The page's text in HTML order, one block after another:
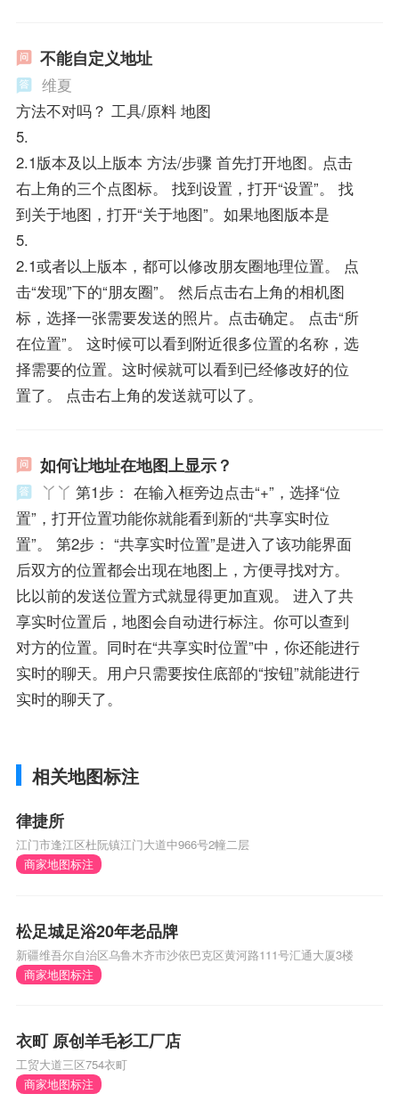
不能自定义地址
维夏
方法不对吗？ 工具/原料 地图
5.
2.1版本及以上版本 方法/步骤 首先打开地图。点击
右上角的三个点图标。 找到设置，打开“设置”。 找
到关于地图，打开“关于地图”。如果地图版本是
5.
2.1或者以上版本，都可以修改朋友圈地理位置。 点
击“发现”下的“朋友圈”。 然后点击右上角的相机图
标，选择一张需要发送的照片。点击确定。 点击“所
在位置”。 这时候可以看到附近很多位置的名称，选
择需要的位置。这时候就可以看到已经修改好的位
置了。 点击右上角的发送就可以了。
如何让地址在地图上显示？
丫丫 第1步： 在输入框旁边点击“+”，选择“位
置”，打开位置功能你就能看到新的“共享实时位
置”。 第2步： “共享实时位置”是进入了该功能界面
后双方的位置都会出现在地图上，方便寻找对方。
比以前的发送位置方式就显得更加直观。 进入了共
享实时位置后，地图会自动进行标注。你可以查到
对方的位置。同时在“共享实时位置”中，你还能进行
实时的聊天。用户只需要按住底部的“按钮”就能进行
实时的聊天了。
相关地图标注
律捷所
江门市逢江区杜阮镇江门大道中966号2幢二层
商家地图标注
松足城足浴20年老品牌
新疆维吾尔自治区乌鲁木齐市沙依巴克区黄河路111号汇通大厦3楼
商家地图标注
衣町 原创羊毛衫工厂店
工贸大道三区754衣町
商家地图标注